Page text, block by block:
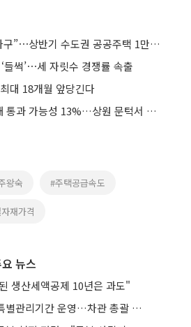
“3기 신도시만 5700가구”⋯상반기 수도권 공공주택 1만3400가구 풀린다
들썩’⋯세 자릿수 경쟁률 속출
대 18개월 앞당긴다
美 클래리티 법안 연내 통과 가능성 13%…상원 문턱서 제동
왕숙 #주택공급속도
재가격
뉴스
생산세액공제 10년은 과도"
농식품부, 폭염·가뭄 특별관리기간 운영…차관 총괄 대응체계 격상